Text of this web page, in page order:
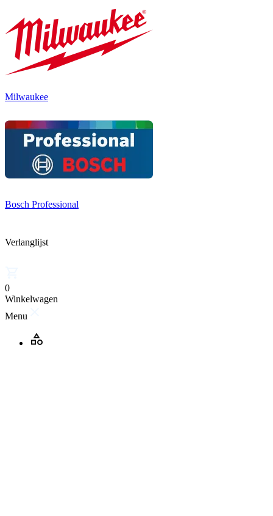
Milwaukee
Bosch Professional
Verlanglijst
0
Winkelwagen
Menu